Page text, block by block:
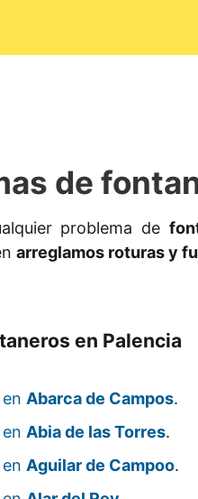
de
problema de
arreglamos roturas y
en Palencia
Abarca de Campos.
Abia de las Torres.
Aguilar de Campoo.